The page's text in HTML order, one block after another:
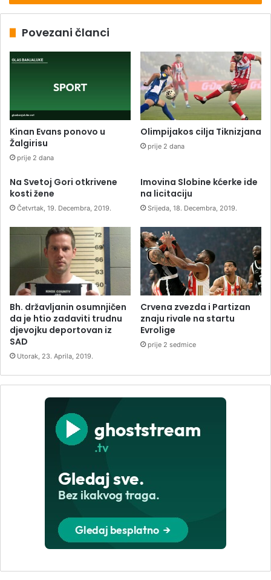
Povezani članci
Kinan Evans ponovo u
Žalgirisu
prije 2 dana
Olimpijakos cilja Tiknizjana
prije 2 dana
Na Svetoj Gori otkrivene
kosti žene
Četvrtak, 19. Decembra, 2019.
Imovina Slobine kćerke ide
na licitaciju
Srijeda, 18. Decembra, 2019.
Bh. državljanin osumnjičen
da je htio zadaviti trudnu
djevojku deportovan iz
SAD
Utorak, 23. Aprila, 2019.
Crvena zvezda i Partizan
znaju rivale na startu
Evrolige
prije 2 sedmice